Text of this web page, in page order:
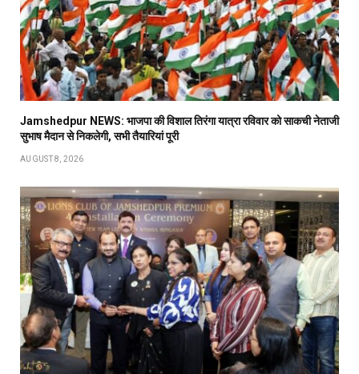
Jamshedpur NEWS: भाजपा की विशाल तिरंगा यात्रा रविवार को साकची नेताजी
सुभाष मैदान से निकलेगी, सभी तैयारियां पूरी
AUGUST 8, 2026